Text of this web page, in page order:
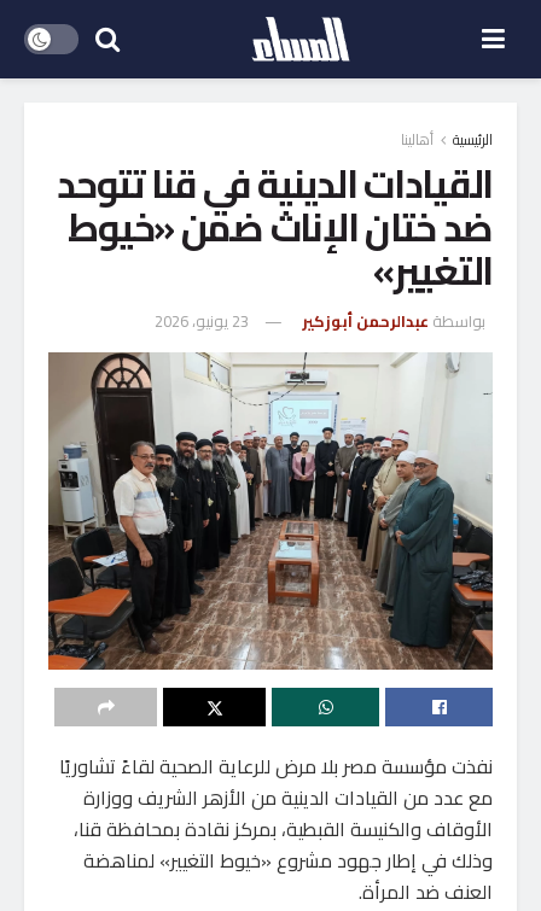
الرئيسية أهالينا
القيادات الدينية في قنا تتوحد
ضد ختان الإناث ضمن «خيوط
التغيير»
بواسطة عبدالرحمن أبوزكير 23 يونيو، 2026
نفذت مؤسسة مصر بلا مرض للرعاية الصحية لقاءً تشاوريًا
مع عدد من القيادات الدينية من الأزهر الشريف ووزارة
الأوقاف والكنيسة القبطية، بمركز نقادة بمحافظة قنا،
وذلك في إطار جهود مشروع «خيوط التغيير» لمناهضة
العنف ضد المرأة.